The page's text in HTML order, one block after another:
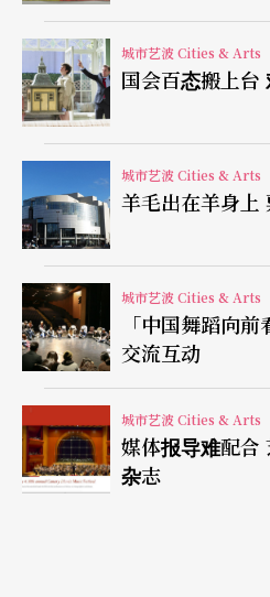
的在培养市民文化消费理
刺激文化消费行为，并且进
尚。这个活动历时一个半月
民文化消费季总成交金额
文化消费达两千六百五十四
错的成绩。
无独有偶，天津市在九月份
出、高端展览和公益文化普
行办法」，政府通过补贴，
到高水准的演出，第一个项
的马林斯基芭蕾舞团系列演
达到了实质效益，本来因高
城市艺波 Cities & Arts
国会百态搬上台
城市艺波 Cities & Arts
羊毛出在羊身上
城市艺波 Cities & Arts
「中国舞蹈向
交流互动
城市艺波 Cities & Arts
媒体报导难配合
杂志